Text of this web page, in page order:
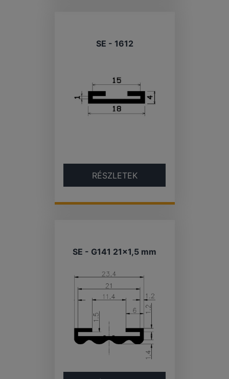
SE - 1612
RÉSZLETEK
SE - G141 21×1,5 mm